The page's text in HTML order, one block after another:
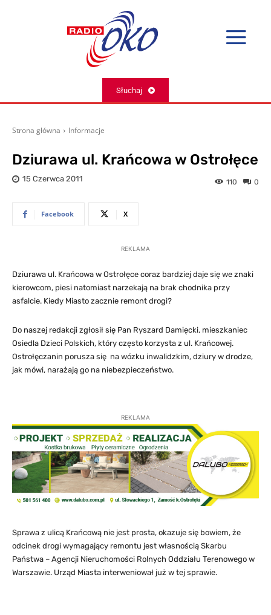
Słuchaj
Strona główna Informacje
Dziurawa ul. Krańcowa w Ostrołęce
15 Czerwca 2011 0
110
Facebook X
REKLAMA
Dziurawa ul. Krańcowa w Ostrołęce coraz bardziej daje się we znaki
kierowcom, piesi natomiast narzekają na brak chodnika przy
asfalcie. Kiedy Miasto zacznie remont drogi?
Do naszej redakcji zgłosił się Pan Ryszard Damięcki, mieszkaniec
Osiedla Dzieci Polskich, który często korzysta z ul. Krańcowej.
Ostrołęczanin porusza się na wózku inwalidzkim, dziury w drodze,
jak mówi, narażają go na niebezpieczeństwo.
REKLAMA
Sprawa z ulicą Krańcową nie jest prosta, okazuje się bowiem, że
odcinek drogi wymagający remontu jest własnością Skarbu
Państwa – Agencji Nieruchomości Rolnych Oddziału Terenowego w
Warszawie. Urząd Miasta interweniował już w tej sprawie.